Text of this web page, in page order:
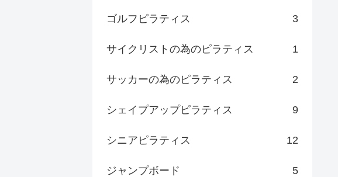
ゴルフピラティス 3
サイクリストの為のピラティス 1
サッカーの為のピラティス 2
シェイプアップピラティス 9
シニアピラティス 12
ジャンプボード 5